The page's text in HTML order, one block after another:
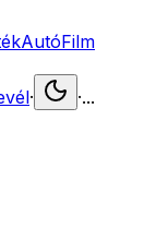
AutóFilm
· ·...